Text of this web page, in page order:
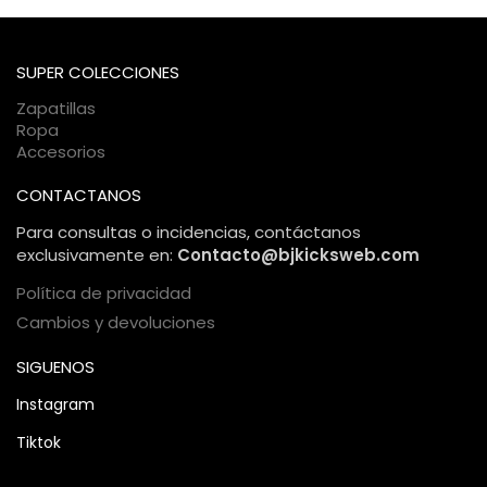
comercio electrónico, garantizando una compra 100%
SUPER COLECCIONES
Zapatillas
Ropa
Accesorios
CONTACTANOS
Para consultas o incidencias, contáctanos
exclusivamente en: Contacto@bjkicksweb.com
Política de privacidad
Cambios y devoluciones
SIGUENOS
Instagram
Tiktok